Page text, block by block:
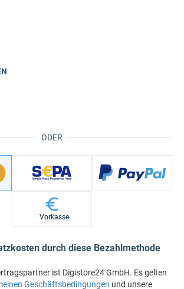
ODER
Vorkasse
durch diese Bezahlmethode
ist Digistore24 GmbH. Es gelten
Geschäftsbedingungen und unsere